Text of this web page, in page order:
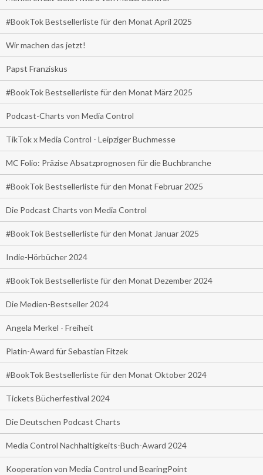
#BookTok Bestsellerliste für den Monat April 2025
Wir machen das jetzt!
Papst Franziskus
#BookTok Bestsellerliste für den Monat März 2025
Podcast-Charts von Media Control
TikTok x Media Control - Leipziger Buchmesse
MC Folio: Präzise Absatzprognosen für die Buchbranche
#BookTok Bestsellerliste für den Monat Februar 2025
Die Podcast Charts von Media Control
#BookTok Bestsellerliste für den Monat Januar 2025
Indie-Hörbücher 2024
#BookTok Bestsellerliste für den Monat Dezember 2024
Die Medien-Bestseller 2024
Angela Merkel - Freiheit
Platin-Award für Sebastian Fitzek
#BookTok Bestsellerliste für den Monat Oktober 2024
Tickets Bücherfestival 2024
Die Deutschen Podcast Charts
Media Control Nachhaltigkeits-Buch-Award 2024
Kooperation von Media Control und BearingPoint